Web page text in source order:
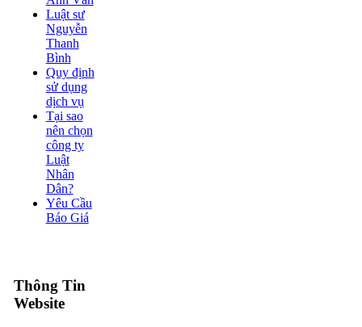
Luật sư
Nguyễn
Thanh
Bình
Quy định
sử dụng
dịch vụ
Tại sao
nên chọn
công ty
Luật
Nhân
Dân?
Yêu Cầu
Báo Giá
Thông Tin
Website